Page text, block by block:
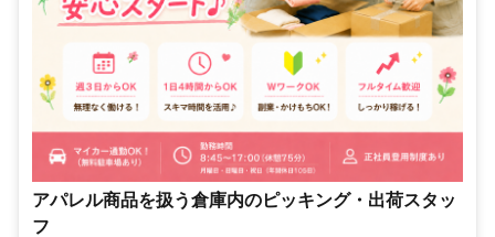
アパレル商品を扱う倉庫内のピッキング・出荷スタッ
フ